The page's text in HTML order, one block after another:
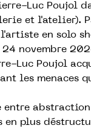
Luc Poujol
et l'atelier).
en solo
24 novembre
Luc Poujol
les menaces
en plus